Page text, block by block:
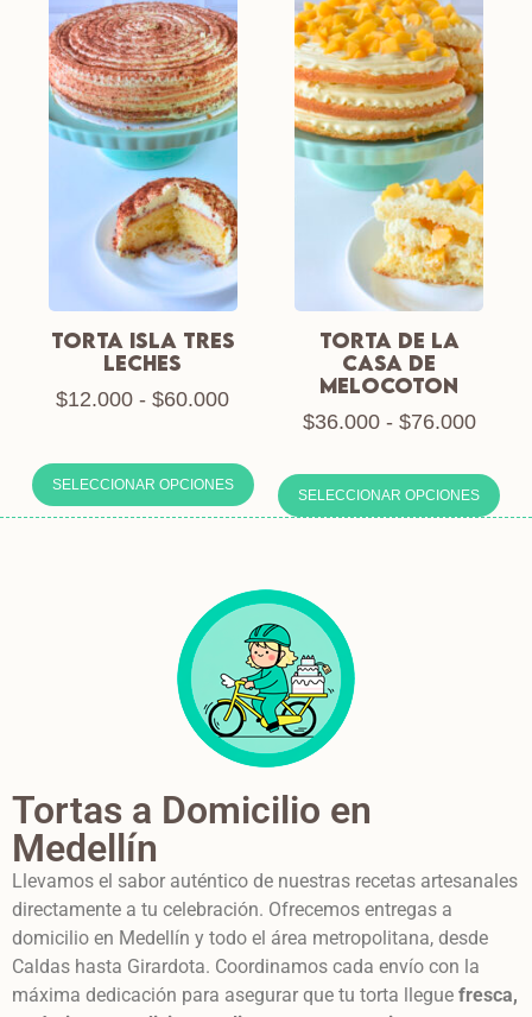
TORTA ISLA TRES
LECHES
$12.000 - $60.000
SELECCIONAR OPCIONES
TORTA DE LA
CASA DE
MELOCOTON
$36.000 - $76.000
SELECCIONAR OPCIONES
Tortas a Domicilio en
Medellín
Llevamos el sabor auténtico de nuestras recetas artesanales
directamente a tu celebración. Ofrecemos entregas a
domicilio en Medellín y todo el área metropolitana, desde
Caldas hasta Girardota. Coordinamos cada envío con la
máxima dedicación para asegurar que tu torta llegue fresca,